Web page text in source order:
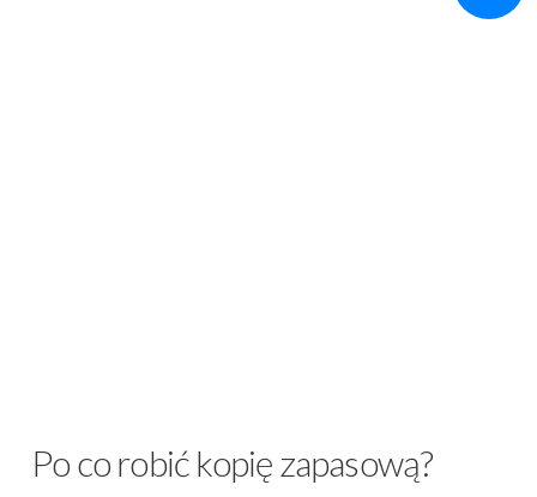
Po co robić kopię zapasową?